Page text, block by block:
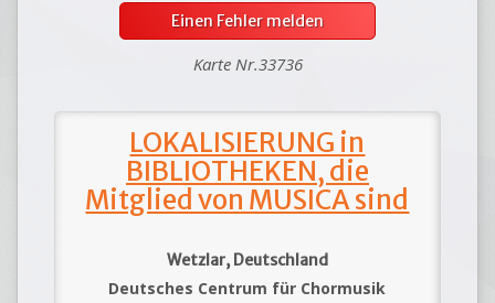
Einen Fehler melden
Karte Nr.33736
LOKALISIERUNG in
BIBLIOTHEKEN, die
Mitglied von MUSICA sind
Wetzlar, Deutschland
Deutsches Centrum für Chormusik